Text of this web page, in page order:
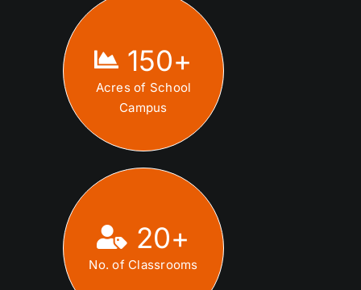
150+
Acres of School
Campus
20+
No. of Classrooms